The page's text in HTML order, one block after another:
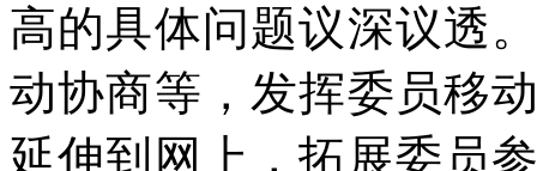
高的具体问题议深议透
动协商等，发挥委员移
延伸到网上，拓展委员